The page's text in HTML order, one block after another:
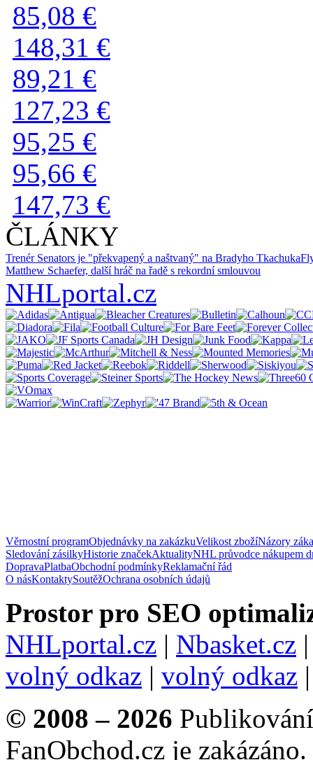
85,08 €
148,31 €
89,21 €
127,23 €
95,25 €
95,66 €
147,73 €
ČLÁNKY
Trenér Senators je "překvapený a naštvaný" na Bradyho Tkachuka
Matthew Schaefer, další hráč na řadě s rekordní smlouvou
NHLportal.cz
Věrnostní programObjednávky na zakázkuVelikost zbožíNázory
Sledování zásilkyHistorie značekAktualityNHL průvodce nákupem
DopravaPlatbaObchodní podmínkyReklamační řád
O násKontaktySoutěžOchrana osobních údajů
Prostor pro SEO
NHLportal.cz | Nbasket.cz
volný odkaz | volný odkaz
© 2008 – 2026
FanObchod.cz je zakázáno.